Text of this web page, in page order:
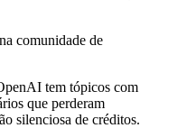
comunidade de
tem tópicos com
que perderam
silenciosa de créditos.